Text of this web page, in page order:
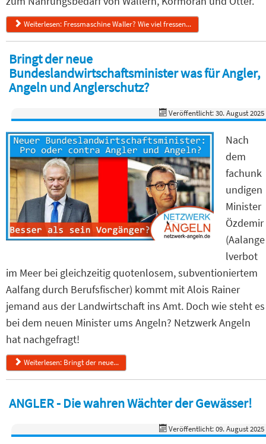
Weiterlesen: Fressmaschine Waller? Wie viel fressen...
Bringt der neue
Bundeslandwirtschaftsminister was für Angler,
Angeln und Anglerschutz?
Veröffentlicht: 30. August 2025
Nach
dem
fachunk
undigen
Minister
Özdemir
(Aalange
lverbot
im Meer bei gleichzeitig quotenlosem, subventioniertem
Aalfang durch Berufsfischer) kommt mit Alois Rainer
jemand aus der Landwirtschaft ins Amt. Doch wie steht es
bei dem neuen Minister ums Angeln? Netzwerk Angeln
hat nachgefragt!
Weiterlesen: Bringt der neue...
ANGLER - Die wahren Wächter der Gewässer!
Veröffentlicht: 09. August 2025